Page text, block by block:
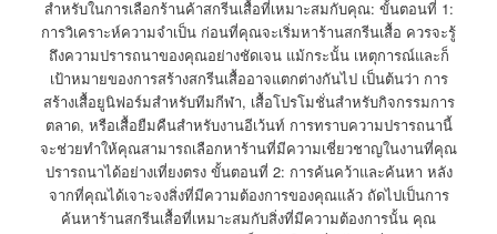
สำหรับในการเลือกร้านค้าสกรีนเสื้อที่เหมาะสมกับคุณ: ขั้นตอนที่ 1:
การวิเคราะห์ความจำเป็น ก่อนที่คุณจะเริ่มหาร้านสกรีนเสื้อ ควรจะรู้
ถึงความปรารถนาของคุณอย่างชัดเจน แม้กระนั้น เหตุการณ์และก็
เป้าหมายของการสร้างสกรีนเสื้ออาจแตกต่างกันไป เป็นต้นว่า การ
สร้างเสื้อยูนิฟอร์มสำหรับทีมกีฬา, เสื้อโปรโมชั่นสำหรับกิจกรรมการ
ตลาด, หรือเสื้อยืมคืนสำหรับงานอีเว้นท์ การทราบความปรารถนานี้
จะช่วยทำให้คุณสามารถเลือกหาร้านที่มีความเชี่ยวชาญในงานที่คุณ
ปรารถนาได้อย่างเที่ยงตรง ขั้นตอนที่ 2: การค้นคว้าและค้นหา หลัง
จากที่คุณได้เจาะจงสิ่งที่มีความต้องการของคุณแล้ว ถัดไปเป็นการ
ค้นหาร้านสกรีนเสื้อที่เหมาะสมกับสิ่งที่มีความต้องการนั้น คุณ